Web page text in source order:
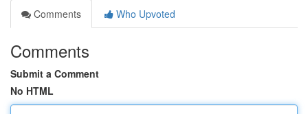
Comments
Who Upvoted
Comments
Submit a Comment
No HTML